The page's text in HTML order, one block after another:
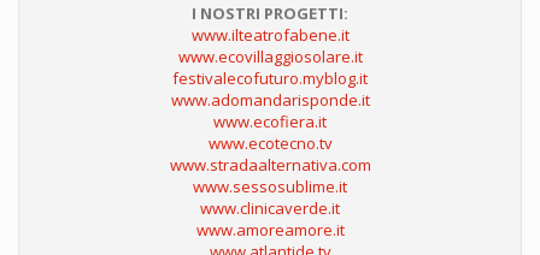
I NOSTRI PROGETTI:
www.ilteatrofabene.it
www.ecovillaggiosolare.it
festivalecofuturo.myblog.it
www.adomandarisponde.it
www.ecofiera.it
www.ecotecno.tv
www.stradaalternativa.com
www.sessosublime.it
www.clinicaverde.it
www.amoreamore.it